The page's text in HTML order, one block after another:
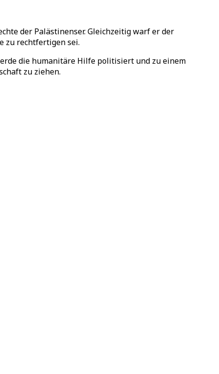
der Palästinenser. Gleichzeitig warf er der
zu rechtfertigen sei.
die humanitäre Hilfe politisiert und zu einem
zu ziehen.